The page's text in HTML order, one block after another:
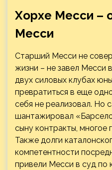
Хорхе Месси –
Месси
Старший Месси не
жизни – не завел Месси
двух силовых клубах
превратиться в еще
себя не реализовал. Но
шантажировал
сыну контракты, многое
Также долги
компетентности
привели Месси в суд по